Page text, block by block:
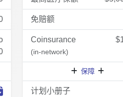
免赔额
Coinsurance
(in-network)
保障
计划小册子